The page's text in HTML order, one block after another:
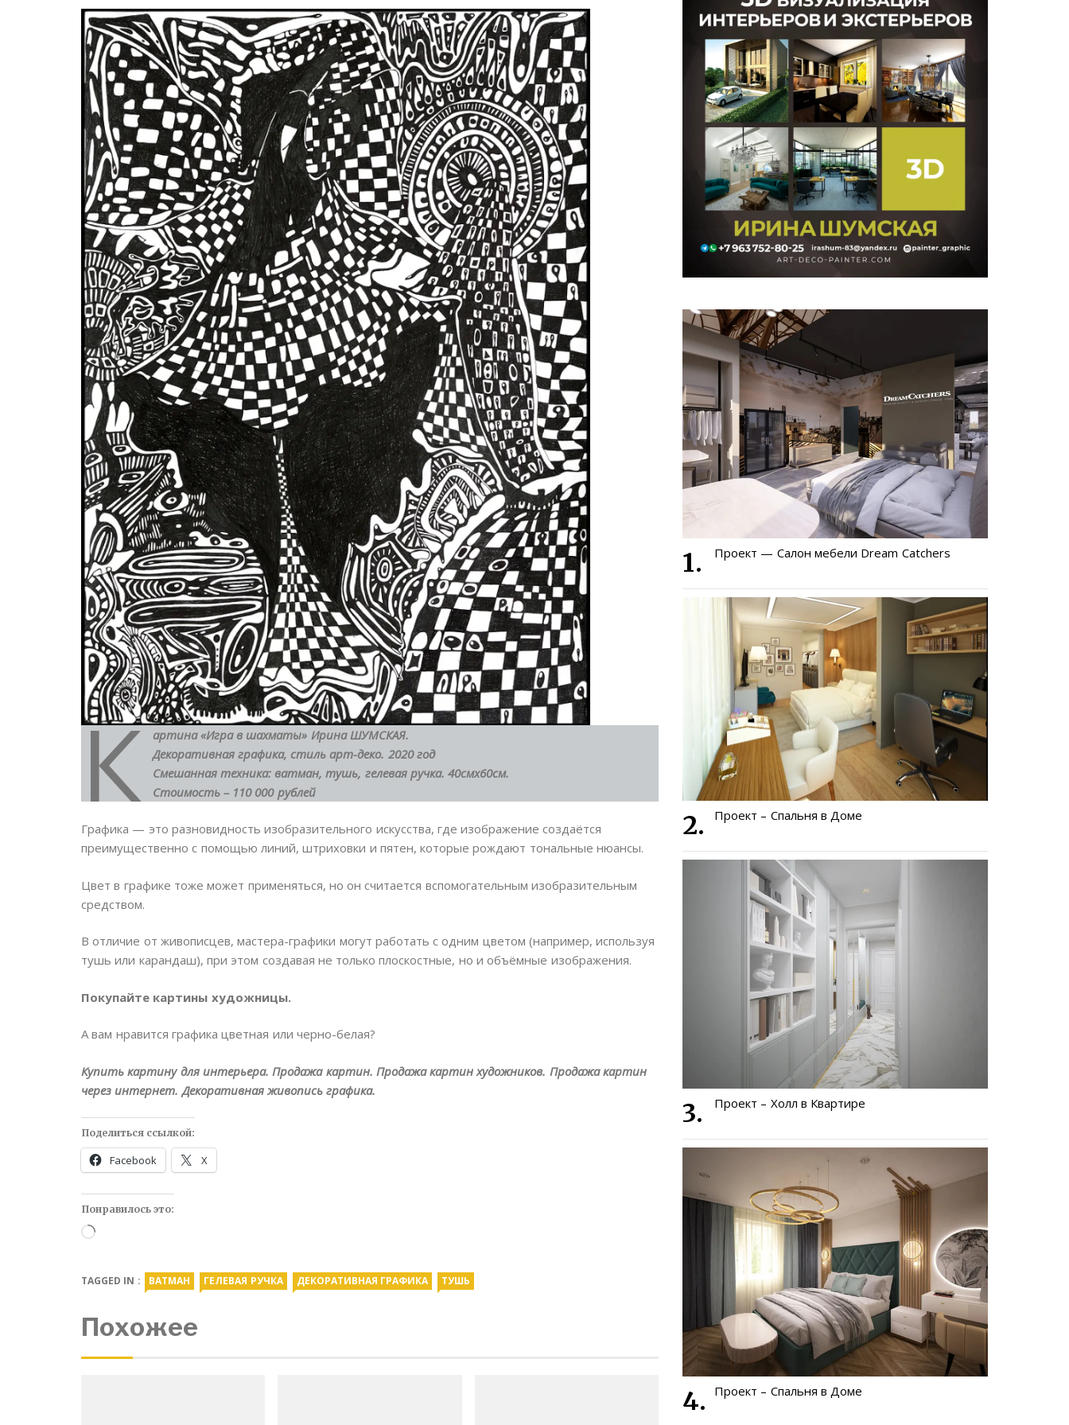
К
артина «Игра в шахматы» Ирина ШУМСКАЯ.
Декоративная графика, стиль арт-деко. 2020 год
Смешанная техника: ватман, тушь, гелевая ручка. 40смх60см.
Стоимость – 110 000 рублей
Графика — это разновидность изобразительного искусства, где изображение создаётся
преимущественно с помощью линий, штриховки и пятен, которые рождают тональные нюансы.
Цвет в графике тоже может применяться, но он считается вспомогательным изобразительным
средством.
В отличие от живописцев, мастера-графики могут работать с одним цветом (например, используя
тушь или карандаш), при этом создавая не только плоскостные, но и объёмные изображения.
Покупайте картины художницы.
А вам нравится графика цветная или черно-белая?
Купить картину для интерьера. Продажа картин. Продажа картин художников. Продажа картин
через интернет. Декоративная живопись графика.
Поделиться ссылкой:
Facebook X
Понравилось это:
Загрузка…
TAGGED IN : ВАТМАН ГЕЛЕВАЯ РУЧКА ДЕКОРАТИВНАЯ ГРАФИКА ТУШЬ
Похожее
Проект — Салон мебели Dream Catchers
Проект – Спальня в Доме
Проект – Холл в Квартире
Проект – Спальня в Доме